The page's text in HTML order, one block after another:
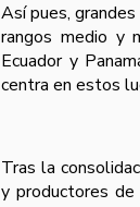
Así­ pues,
rangos medio y
Ecuador y
centra en estos
Tras la
y productores de